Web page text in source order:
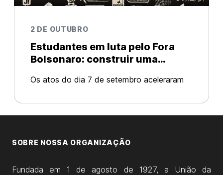
2 DE OUTUBRO
Estudantes em luta pelo Fora
Bolsonaro: construir uma
Os atos do dia 7 de setembro aceleraram
“ultimato” colocando sua base golpista nas
ruas principalmente em São Paulo, Brasília e
SOBRE NOSSA ORGANIZAÇÃO
Fundada em 1 de agosto de 1927, a União da